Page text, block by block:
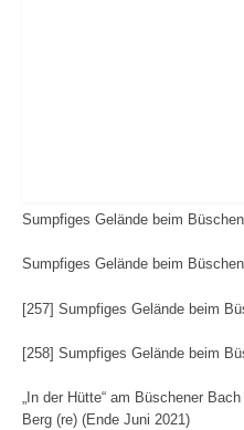
Sumpfiges Gelände beim
Sumpfiges Gelände beim
[257] Sumpfiges Gelände beim
[258] Sumpfiges Gelände beim
„In der Hütte“ am Büschener
Berg (re) (Ende Juni 2021)